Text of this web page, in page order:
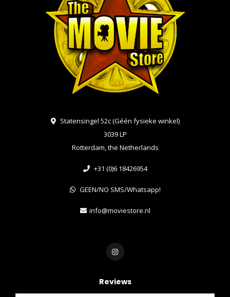
Statensingel 52c (Géén fysieke winkel)
3039 LP
Rotterdam, the Netherlands
+31 (0)6 18426954
GEEN/NO SMS/Whatsapp!
info@moviestore.nl
Reviews